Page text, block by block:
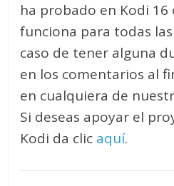
ha probado en Kodi
funciona para todas
caso de tener alguna
en los comentarios al
en cualquiera de
Si deseas apoyar el
Kodi da clic aquí.